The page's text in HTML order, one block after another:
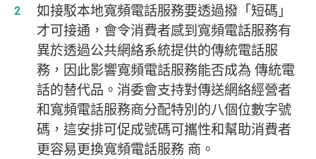
如接駁本地寬頻電話服務要透過撥「短碼」
才可接通，會令消費者感到寬頻電話服務有
異於透過公共網絡系統提供的傳統電話服
務，因此影響寬頻電話服務能否成為 傳統電
話的替代品。消委會支持對傳送網絡經營者
和寬頻電話服務商分配特別的八個位數字號
碼，這安排可促成號碼可攜性和幫助消費者
更容易更換寬頻電話服務 商。